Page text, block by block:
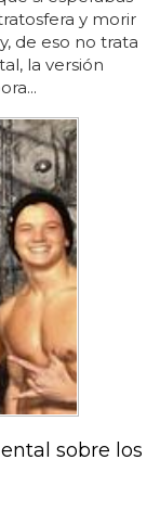
y morir
de eso no trata
la versión
sobre los